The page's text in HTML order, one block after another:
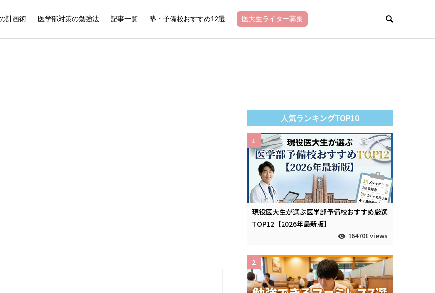
計画術 医学部対策の勉強法 記事一覧 塾・予備校おすすめ12選 医大生ライター募集
人気ランキングTOP10
現役医大生が選ぶ医学部予備校おすすめ厳選
TOP12【2026年最新版】
164708 views
1
2